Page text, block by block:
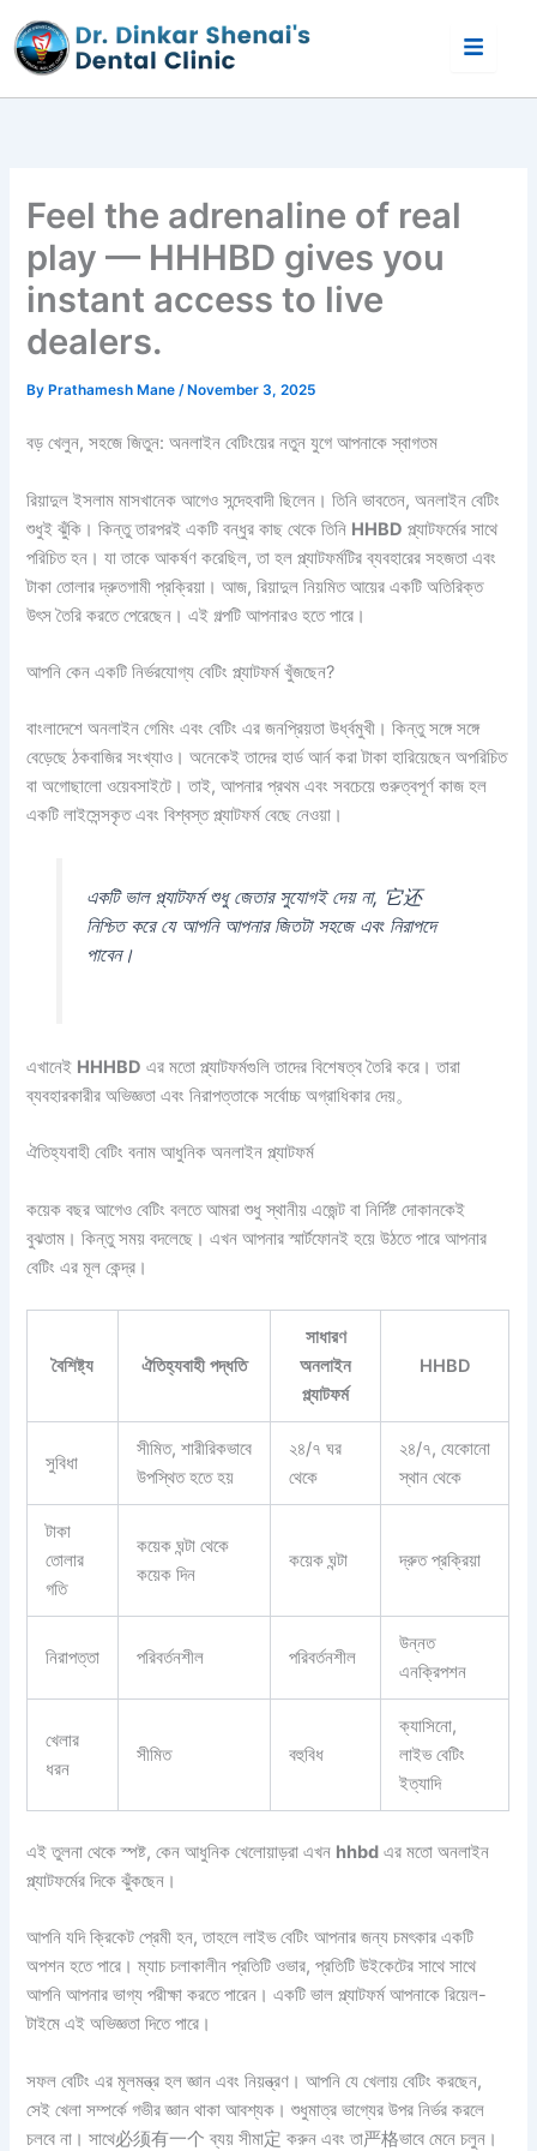
to
content
Feel the adrenaline of real
play — HHHBD gives you
instant access to live
dealers.
ByPrathamesh Mane/November 3, 2025
বড় খেলুন, সহজে জিতুন: অনলাইন বেটিংয়ের নতুন যুগে আপনাকে স্বাগতম
রিয়াদুল ইসলাম মাসখানেক আগেও সন্দেহবাদী ছিলেন। তিনি ভাবতেন, অনলাইন বেটিং
শুধুই ঝুঁকি। কিন্তু তারপরই একটি বন্ধুর কাছ থেকে তিনি HHBD প্ল্যাটফর্মের সাথে
পরিচিত হন। যা তাকে আকর্ষণ করেছিল, তা হল প্ল্যাটফর্মটির ব্যবহারের সহজতা এবং
টাকা তোলার দ্রুতগামী প্রক্রিয়া। আজ, রিয়াদুল নিয়মিত আয়ের একটি অতিরিক্ত
উৎস তৈরি করতে পেরেছেন। এই গল্পটি আপনারও হতে পারে।
আপনি কেন একটি নির্ভরযোগ্য বেটিং প্ল্যাটফর্ম খুঁজছেন?
বাংলাদেশে অনলাইন গেমিং এবং বেটিং এর জনপ্রিয়তা উর্ধ্বমুখী। কিন্তু সঙ্গে সঙ্গে
বেড়েছে ঠকবাজির সংখ্যাও। অনেকেই তাদের হার্ড আর্ন করা টাকা হারিয়েছেন অপরিচিত
বা অগোছালো ওয়েবসাইটে। তাই, আপনার প্রথম এবং সবচেয়ে গুরুত্বপূর্ণ কাজ হল
একটি লাইসেন্সকৃত এবং বিশ্বস্ত প্ল্যাটফর্ম বেছে নেওয়া।
একটি ভাল প্ল্যাটফর্ম শুধু জেতার সুযোগই দেয় না, 它还
নিশ্চিত করে যে আপনি আপনার জিতটা সহজে এবং নিরাপদে
পাবেন।
এখানেই HHHBD এর মতো প্ল্যাটফর্মগুলি তাদের বিশেষত্ব তৈরি করে। তারা
ব্যবহারকারীর অভিজ্ঞতা এবং নিরাপত্তাকে সর্বোচ্চ অগ্রাধিকার দেয়。
ঐতিহ্যবাহী বেটিং বনাম আধুনিক অনলাইন প্ল্যাটফর্ম
কয়েক বছর আগেও বেটিং বলতে আমরা শুধু স্থানীয় এজেন্ট বা নির্দিষ্ট দোকানকেই
বুঝতাম। কিন্তু সময় বদলেছে। এখন আপনার স্মার্টফোনই হয়ে উঠতে পারে আপনার
বেটিং এর মূল কেন্দ্র।
বৈশিষ্ট্য ঐতিহ্যবাহী পদ্ধতি
সাধারণ
অনলাইন
প্ল্যাটফর্ম
HHBD
সুবিধা
সীমিত, শারীরিকভাবে
উপস্থিত হতে হয়
২৪/৭ ঘর
থেকে
২৪/৭, যেকোনো
স্থান থেকে
টাকা
তোলার
গতি
কয়েক ঘন্টা থেকে
কয়েক দিন
কয়েক ঘন্টা দ্রুত প্রক্রিয়া
নিরাপত্তা পরিবর্তনশীল পরিবর্তনশীল
উন্নত
এনক্রিপশন
খেলার
ধরন
সীমিত বহুবিধ
ক্যাসিনো,
লাইভ বেটিং
ইত্যাদি
এই তুলনা থেকে স্পষ্ট, কেন আধুনিক খেলোয়াড়রা এখন hhbd এর মতো অনলাইন
প্ল্যাটফর্মের দিকে ঝুঁকছেন।
আপনি যদি ক্রিকেট প্রেমী হন, তাহলে লাইভ বেটিং আপনার জন্য চমৎকার একটি
অপশন হতে পারে। ম্যাচ চলাকালীন প্রতিটি ওভার, প্রতিটি উইকেটের সাথে সাথে
আপনি আপনার ভাগ্য পরীক্ষা করতে পারেন। একটি ভাল প্ল্যাটফর্ম আপনাকে রিয়েল-
টাইমে এই অভিজ্ঞতা দিতে পারে।
সফল বেটিং এর মূলমন্ত্র হল জ্ঞান এবং নিয়ন্ত্রণ। আপনি যে খেলায় বেটিং করছেন,
সেই খেলা সম্পর্কে গভীর জ্ঞান থাকা আবশ্যক। শুধুমাত্র ভাগ্যের উপর নির্ভর করলে
চলবে না। সাথে必须有一个 ব্যয় সীমা定 করুন এবং তা严格ভাবে মেনে চলুন।